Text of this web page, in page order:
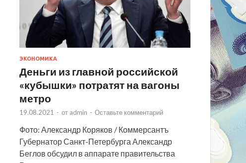
ЭКОНОМИКА
Деньги из главной российской
«кубышки» потратят на вагоны
метро
19.08.2021 - от admin - Оставьте комментарий
Фото: Александр Коряков / Коммерсантъ
Губернатор Санкт-Петербурга Александр
Беглов обсудил в аппарате правительства